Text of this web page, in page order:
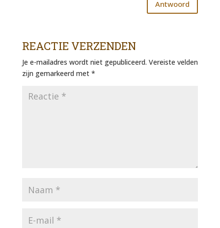
Antwoord
REACTIE VERZENDEN
Je e-mailadres wordt niet gepubliceerd. Vereiste velden
zijn gemarkeerd met *